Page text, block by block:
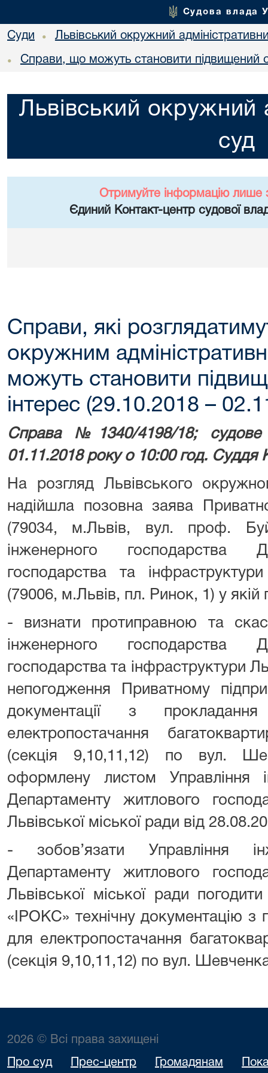
Судова влада
Суди • Львівський окружний
• Справи, що можуть становити підвищений
Львівський окружний
суд
Отримуйте інформацію лише
Єдиний Контакт-центр судової
Справи, які
окружним
можуть становити
інтерес (29.10.2018 –
Справа №1340/4198/18; судове
01.11.2018 року о 10:00 год. Суддя
На розгляд Львівського
надійшла позовна заява
(79034, м.Львів, вул. проф.
інженерного господарства
господарства та
(79006, м.Львів, пл. Ринок, 1) у якій
- визнати протиправною та
інженерного господарства
господарства та інфраструктури
непогодження Приватному
документації з
електропостачання
(секція 9,10,11,12) по вул.
оформлену листом Управління
Департаменту житлового
Львівської міської ради від
- зобов’язати Управління
Департаменту житлового
Львівської міської ради
«ІРОКС» технічну документацію з
для електропостачання
(секція 9,10,11,12) по вул.
2026 © Всі права захищені
Про суд Прес-центр Громадянам